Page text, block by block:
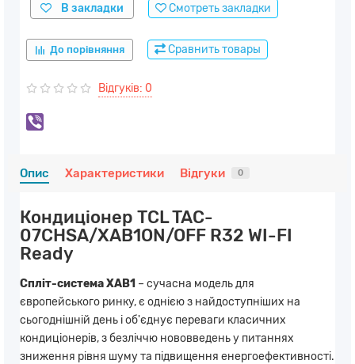
В закладки Смотреть закладки
До порівняння Сравнить товары
Відгуків: 0
Опис Характеристики Відгуки 0
Кондиціонер TCL TAC-
07CHSA/XAB1ON/OFF R32 WI-FI
Ready
Спліт-система XAB1 – сучасна модель для
європейського ринку, є однією з найдоступніших на
сьогоднішній день і об'єднує переваги класичних
кондиціонерів, з безліччю нововведень у питаннях
зниження рівня шуму та підвищення енергоефективності.